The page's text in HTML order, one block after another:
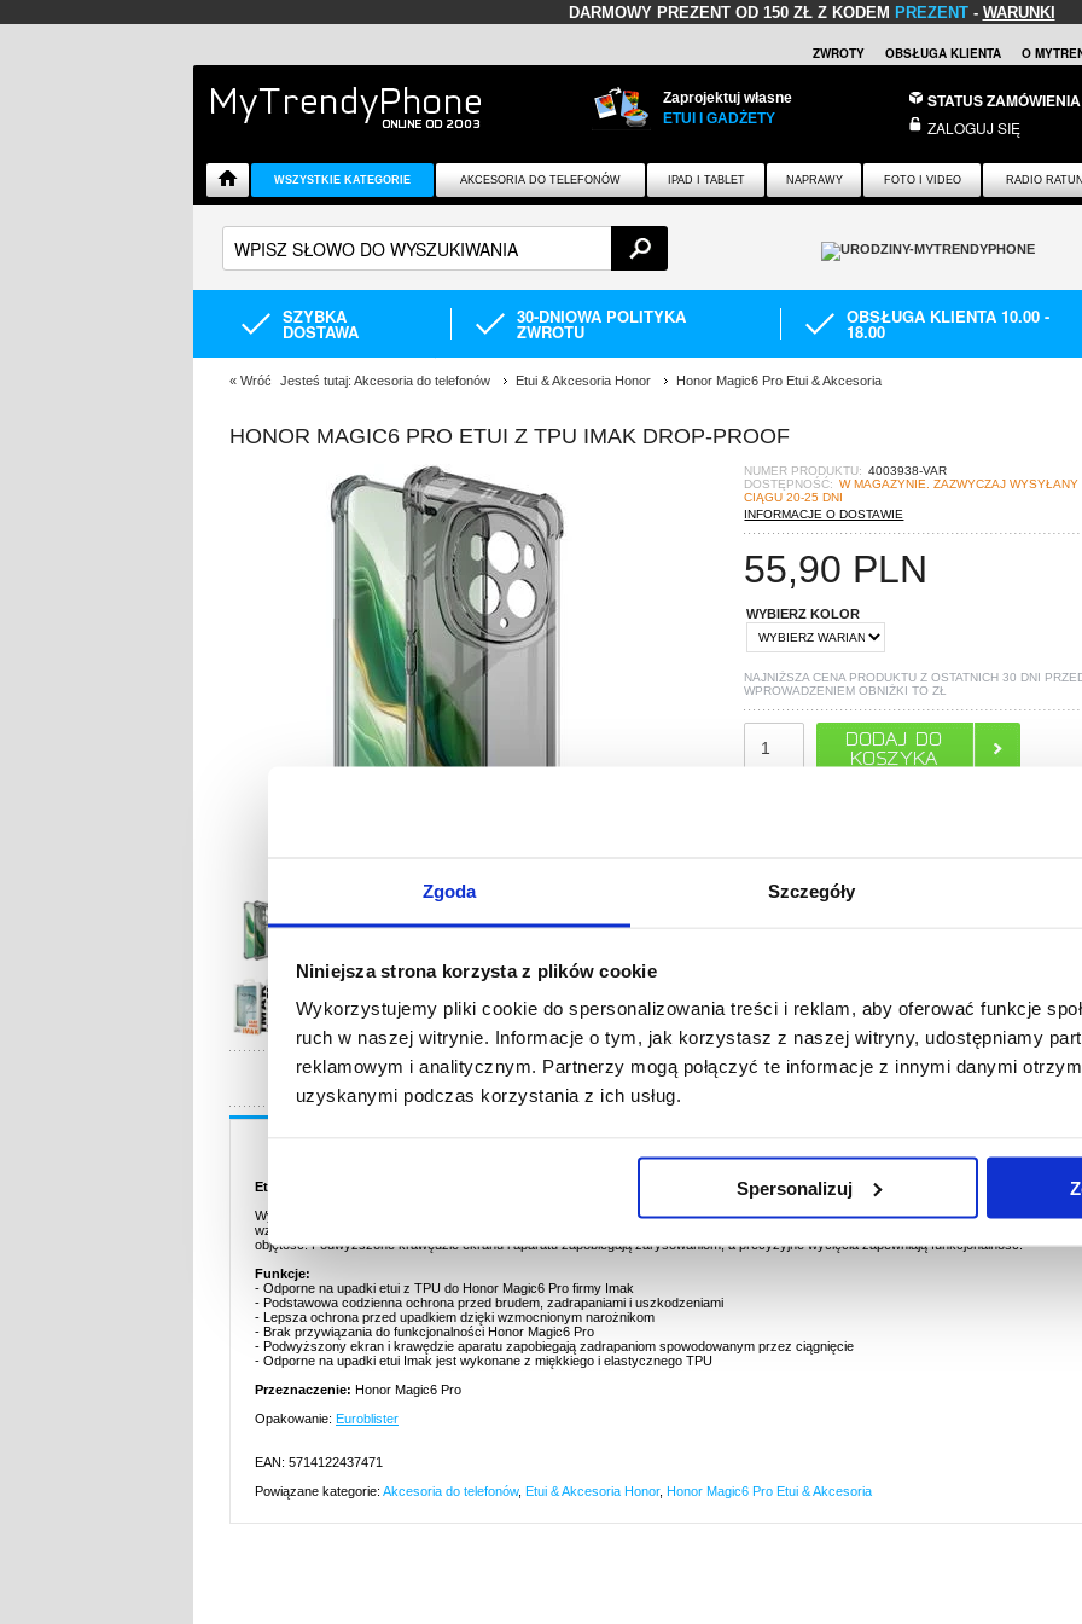
Zgoda Szczegóły
Niniejsza strona korzysta z plików cookie
Wykorzystujemy pliki cookie do spersonalizowania treści i reklam, aby oferować funkcje
ruch w naszej witrynie. Informacje o tym, jak korzystasz z naszej witryny, udostępniamy
reklamowym i analitycznym. Partnerzy mogą połączyć te informacje z innymi danymi
uzyskanymi podczas korzystania z ich usług.
Spersonalizuj
DARMOWY PREZENT OD 150 ZŁ Z KODEM PREZENT- WARUNKI
ZWROTY OBSŁUGA KLIENTA O
Zaprojektuj własne
ETUI I GADŻETY
STATUS ZAMÓWIENIA
ZALOGUJ SIĘ
WSZYSTKIE KATEGORIE AKCESORIA DO TELEFONÓW IPAD I TABLET NAPRAWY FOTO I VIDEO RADIO
SZYBKA
DOSTAWA
30-DNIOWA POLITYKA
ZWROTU
OBSŁUGA KLIENTA 10.00 -
18.00
« Wróć Jesteś tutaj: Akcesoria do telefonów Etui & Akcesoria Honor Honor Magic6 Pro Etui & Akcesoria
HONOR MAGIC6 PRO ETUI Z TPU IMAK DROP-PROOF
NUMER PRODUKTU: 4003938-VAR
DOSTĘPNOŚĆ: W MAGAZYNIE. ZAZWYCZAJ WYSYŁANY
CIĄGU 20-25 DNI
INFORMACJE O DOSTAWIE
55,90 PLN
WYBIERZ KOLOR
NAJNIŻSZA CENA PRODUKTU Z OSTATNICH 30 DNI
WPROWADZENIEM OBNIŻKI TOZŁ
PYTANIA? LIVE CHAT
Etui Imak Drop-Proof z TPU na Honor Magic6 Pro
Wyposaż swój Honor Magic6 Pro w odporne na upadki etui Imak z TPU i zapewnij mu zaawansowaną ochronę przed upadkiem dzięki
wzmocnionym rogom. Wykonany z miękkiego TPU, chroni Honor Magic6 Pro przed brudem, uderzeniami i uszkodzeniami, dodając minimalną
objętość. Podwyższone krawędzie ekranu i aparatu zapobiegają zarysowaniom, a precyzyjne wycięcia zapewniają funkcjonalność.
Funkcje:
- Odporne na upadki etui z TPU do Honor Magic6 Pro firmy Imak
- Podstawowa codzienna ochrona przed brudem, zadrapaniami i uszkodzeniami
- Lepsza ochrona przed upadkiem dzięki wzmocnionym narożnikom
- Brak przywiązania do funkcjonalności Honor Magic6 Pro
- Podwyższony ekran i krawędzie aparatu zapobiegają zadrapaniom spowodowanym przez ciągnięcie
- Odporne na upadki etui Imak jest wykonane z miękkiego i elastycznego TPU
Przeznaczenie: Honor Magic6 Pro
Opakowanie: Euroblister
EAN: 5714122437471
Powiązane kategorie: Akcesoria do telefonów, Etui & Akcesoria Honor, Honor Magic6 Pro Etui & Akcesoria